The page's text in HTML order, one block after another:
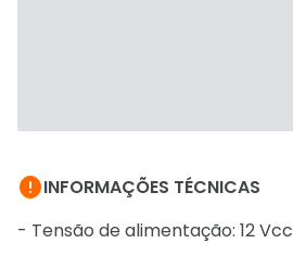
INFORMAÇÕES TÉCNICAS
- Tensão de alimentação: 12 Vcc